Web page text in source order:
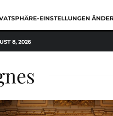
EINSTELLUNGEN
8, 2026